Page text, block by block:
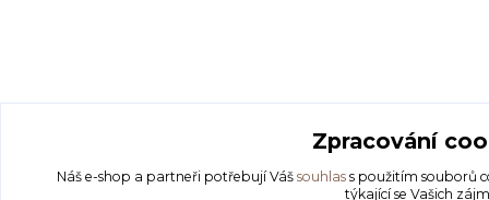
Zpracování
Náš e-shop a partneři potřebují Váš souhlass použitím souborů
týkající se Vašich